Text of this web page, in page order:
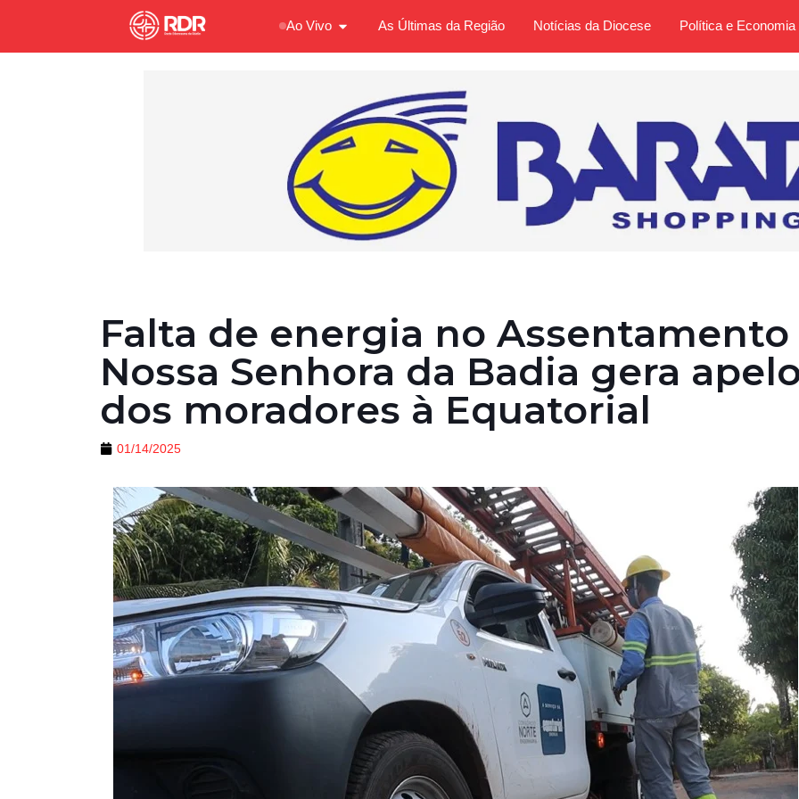
Ao Vivo As Últimas da Região Notícias da Diocese Política e Economia
Falta de energia no Assentamento
Nossa Senhora da Badia gera
dos moradores à Equatorial
01/14/2025